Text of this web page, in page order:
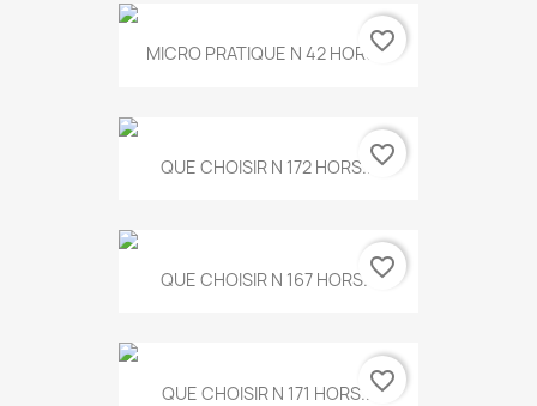
MICRO PRATIQUE N 42 HORS...
favorite_border
QUE CHOISIR N 172 HORS...favorite_border
QUE CHOISIR N 167 HORS...favorite_border
QUE CHOISIR N 171 HORS...favorite_border